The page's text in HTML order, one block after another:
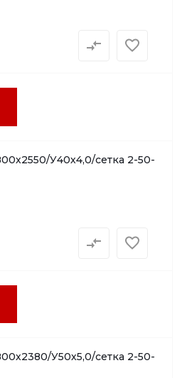
У40х4,0/сетка 2-50-
У50х5,0/сетка 2-50-